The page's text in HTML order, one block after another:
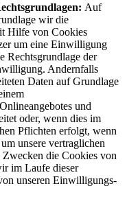
Auf
wir die
Hilfe von Cookies
um eine Einwilligung
Rechtsgrundlage der
Andernfalls
Daten auf Grundlage
und
oder, wenn dies im
Pflichten erfolgt, wenn
unsere vertraglichen
die Cookies von
im Laufe dieser
unseren Einwilligungs-